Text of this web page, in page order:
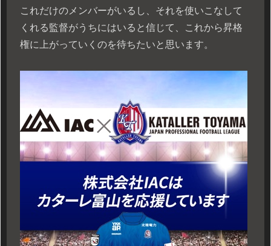
これだけのメンバーがいるし、それを使いこなして
くれる監督がうちにはいると信じて、これから昇格
権に上がっていくのを待ちたいと思います。